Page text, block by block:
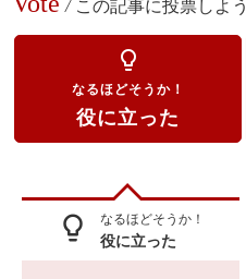
/ この記事に投票しよう
lightbulb_outline
なるほどそうか！
役に立った
lightbulb_outline なるほどそうか！
役に立った